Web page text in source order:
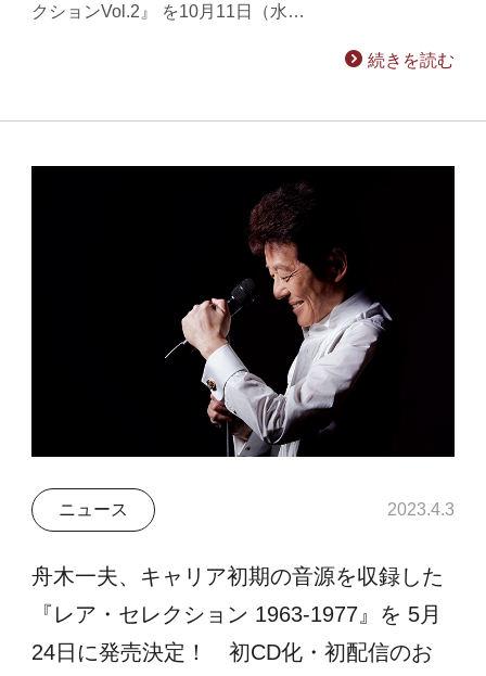
クションVol.2』 を10月11日（水…
続きを読む
ニュース 2023.4.3
舟木一夫、キャリア初期の音源を収録した
『レア・セレクション 1963-1977』を 5月
24日に発売決定！ 初CD化・初配信のお